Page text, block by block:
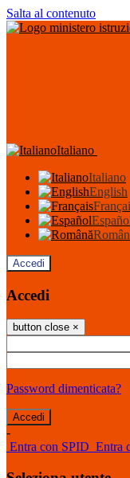
Salta al contenuto
Italiano
Italiano
English
Accedi
Accedi
button close ×
Password dimenticata?
-
Entra con SPID Entra